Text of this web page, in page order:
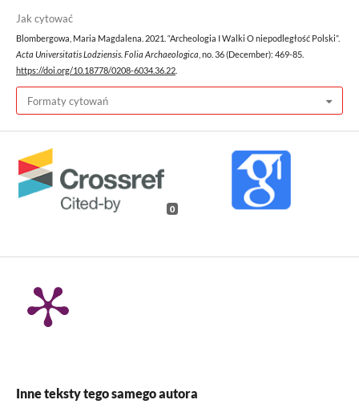
Jak cytować
Blombergowa, Maria Magdalena. 2021. “Archeologia I Walki O niepodległość Polski”.
Acta Universitatis Lodziensis. Folia Archaeologica , no. 36 (December): 469-85.
https://doi.org/10.18778/0208-6034.36.22
Formaty cytowań
0
Inne teksty tego samego autora